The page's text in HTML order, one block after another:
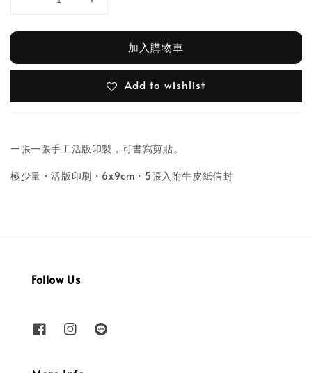
加入購物車
Add to wishlist
一張一張手工活版印製，可書寫剪貼。
極少量・活版印刷・6x9cm・5張入附牛皮紙信封
Follow Us